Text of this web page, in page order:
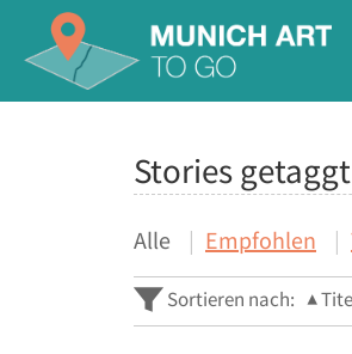
Stories
Alle Empfohlen
Sortieren nach: